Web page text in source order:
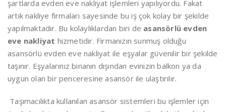
şartlarda evden eve nakliyat işlemleri yapılıyordu. Fakat
artık nakliye firmaları sayesinde bu iş çok kolay bir şekilde
yapılmaktadır. Bu kolaylıklardan biri de asansörlü evden
eve nakliyat hizmetidir. Firmanızın sunmuş olduğu
asansörlü evden eve nakliyat ile eşyalar güvenilir bir şekilde
taşınır. Eşyalarınız binanın dışından evinizin balkon ya da
uygun olan bir penceresine asansör ile ulaştırılır.
Taşımacılıkta kullanılan asansör sistemleri bu işlemler için